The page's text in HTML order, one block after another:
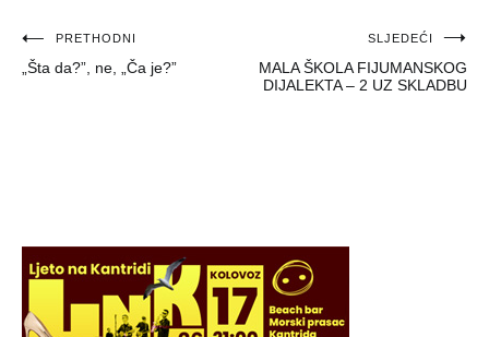
Navigacija
objava
PRETHODNI
„Šta da?”, ne, „Ča je?”
SLJEDEĆI
MALA ŠKOLA FIJUMANSKOG
DIJALEKTA – 2 UZ SKLADBU